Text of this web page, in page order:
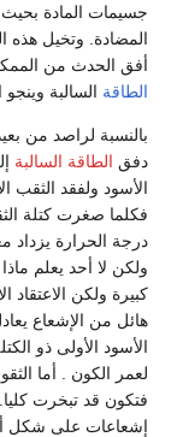
جسيمات المادة بحيث
المضادة. وتخيل هذه
أفق الحدث من
الطاقة السالبة
بالنسبة لراصد من
دفق الطاقة السالبة
الأسود ولفقد الثقب
فكلما صغرت كتلة
درجة الحرارة يزداد
ولكن لا أحد يعلم
كبيرة ولكن
هائل من الإشعاع
الأسود الأولى ذو
لعمر الكون . أما
فتكون قد تبخرت
إشعاعات على شكل